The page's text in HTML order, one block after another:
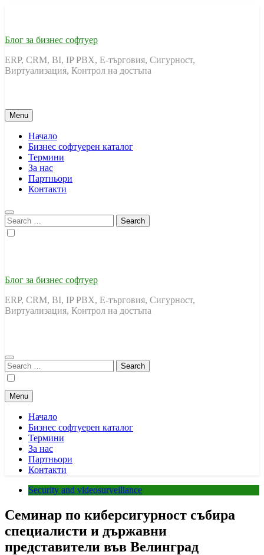
Блог за бизнес софтуер
ERP, CRM, BI, IP PBX, Е-търговия, Сигурност,
Виртуализация, Контрол на достъпа
Menu
Начало
Бизнес софтуерен каталог
Термини
За нас
Партньори
Контакти
Search
for:
Блог за бизнес софтуер
ERP, CRM, BI, IP PBX, Е-търговия, Сигурност,
Виртуализация, Контрол на достъпа
Search
for:
Menu
Начало
Бизнес софтуерен каталог
Термини
За нас
Партньори
Контакти
Security and videosurveillance
Семинар по киберсигурност събира
специалисти и държавни
представители във Велинград